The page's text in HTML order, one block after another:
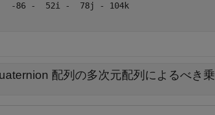
-86 -  52i -  78j - 104k
配列の多次元配列によるべき乗